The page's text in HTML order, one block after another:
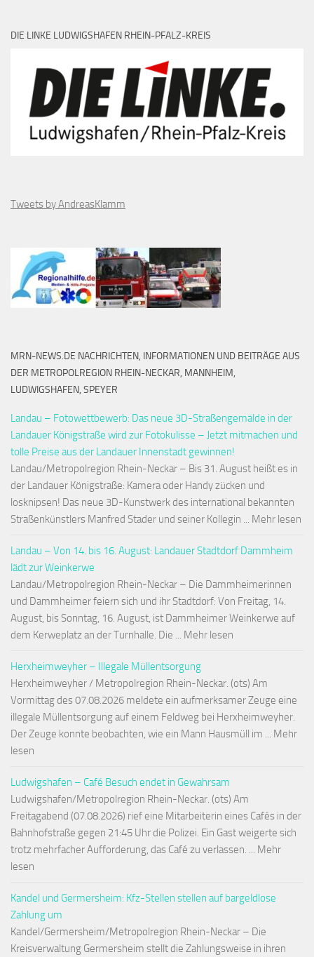
DIE LINKE LUDWIGSHAFEN RHEIN-PFALZ-KREIS
Tweets by AndreasKlamm
MRN-NEWS.DE NACHRICHTEN, INFORMATIONEN UND BEITRÄGE AUS
DER METROPOLREGION RHEIN-NECKAR, MANNHEIM,
LUDWIGSHAFEN, SPEYER
Landau – Fotowettbewerb: Das neue 3D-Straßengemälde in der
Landauer Königstraße wird zur Fotokulisse – Jetzt mitmachen und
tolle Preise aus der Landauer Innenstadt gewinnen!
Landau/Metropolregion Rhein-Neckar – Bis 31. August heißt es in
der Landauer Königstraße: Kamera oder Handy zücken und
losknipsen! Das neue 3D-Kunstwerk des international bekannten
Straßenkünstlers Manfred Stader und seiner Kollegin ... Mehr lesen
Landau – Von 14. bis 16. August: Landauer Stadtdorf Dammheim
lädt zur Weinkerwe
Landau/Metropolregion Rhein-Neckar – Die Dammheimerinnen
und Dammheimer feiern sich und ihr Stadtdorf: Von Freitag, 14.
August, bis Sonntag, 16. August, ist Dammheimer Weinkerwe auf
dem Kerweplatz an der Turnhalle. Die ... Mehr lesen
Herxheimweyher – Illegale Müllentsorgung
Herxheimweyher / Metropolregion Rhein-Neckar. (ots) Am
Vormittag des 07.08.2026 meldete ein aufmerksamer Zeuge eine
illegale Müllentsorgung auf einem Feldweg bei Herxheimweyher.
Der Zeuge konnte beobachten, wie ein Mann Hausmüll im ... Mehr
lesen
Ludwigshafen – Café Besuch endet in Gewahrsam
Ludwigshafen/Metropolregion Rhein-Neckar. (ots) Am
Freitagabend (07.08.2026) rief eine Mitarbeiterin eines Cafés in der
Bahnhofstraße gegen 21:45 Uhr die Polizei. Ein Gast weigerte sich
trotz mehrfacher Aufforderung, das Café zu verlassen. ... Mehr
lesen
Kandel und Germersheim: Kfz-Stellen stellen auf bargeldlose
Zahlung um
Kandel/Germersheim/Metropolregion Rhein-Neckar – Die
Kreisverwaltung Germersheim stellt die Zahlungsweise in ihren